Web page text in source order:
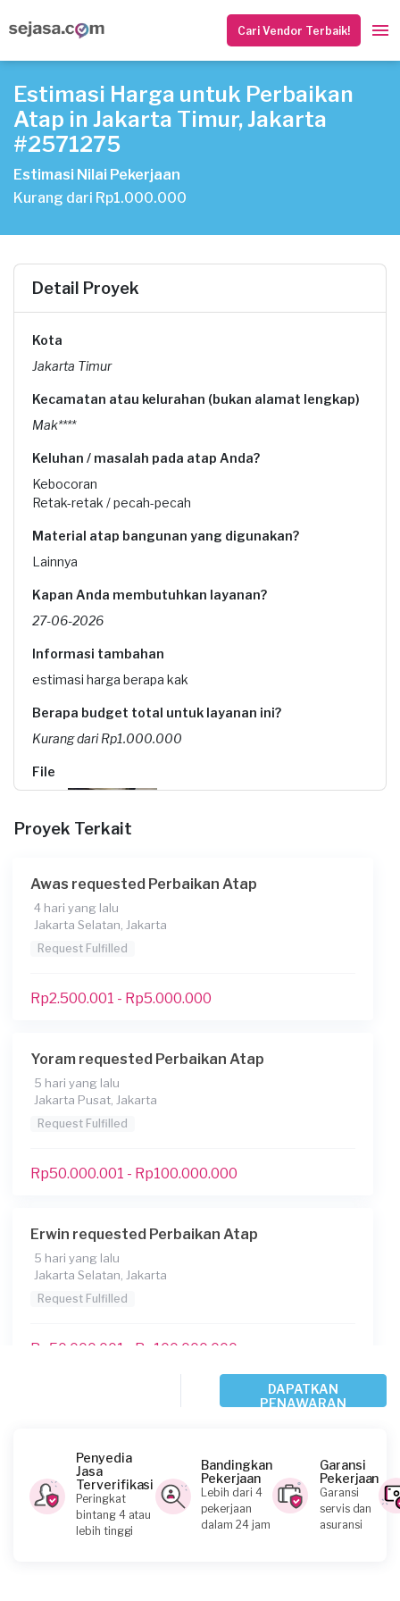
Cari Vendor Terbaik!
Estimasi Harga untuk Perbaikan
Atap in Jakarta Timur, Jakarta
#2571275
Estimasi Nilai Pekerjaan
Kurang dari Rp1.000.000
Detail Proyek
Kota
Jakarta Timur
Kecamatan atau kelurahan (bukan alamat lengkap)
Mak****
Keluhan / masalah pada atap Anda?
Kebocoran
Retak-retak / pecah-pecah
Material atap bangunan yang digunakan?
Lainnya
Kapan Anda membutuhkan layanan?
27-06-2026
Informasi tambahan
estimasi harga berapa kak
Berapa budget total untuk layanan ini?
Kurang dari Rp1.000.000
File
Konsumen ini menggunakan
Proyek Terkait
Awas requested Perbaikan Atap
4 hari yang lalu
Jakarta Selatan, Jakarta
Request Fulfilled
Rp2.500.001 - Rp5.000.000
Yoram requested Perbaikan Atap
5 hari yang lalu
Jakarta Pusat, Jakarta
Request Fulfilled
Rp50.000.001 - Rp100.000.000
Erwin requested Perbaikan Atap
5 hari yang lalu
Jakarta Selatan, Jakarta
Request Fulfilled
Rp50,000,001 - Rp100,000,000
Ernijudith requested Perbaikan Atap
Jakarta Pusat, Jakarta
Request Fulfilled
Kurang dari Rp1.000.000
DAPATKAN
PENAWARAN
Penyedia
Jasa
Terverifikasi
Peringkat
bintang 4 atau
lebih tinggi
Bandingkan
Pekerjaan
Lebih dari 4
pekerjaan
dalam 24 jam
Garansi
Pekerjaan
Garansi
servis dan
asuransi